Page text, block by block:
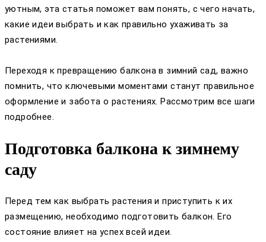
уютным, эта статья поможет вам понять, с чего начать,
какие идеи выбрать и как правильно ухаживать за
растениями.
Переходя к превращению балкона в зимний сад, важно
помнить, что ключевыми моментами станут правильное
оформление и забота о растениях. Рассмотрим все шаги
подробнее.
Подготовка балкона к зимнему
саду
Перед тем как выбрать растения и приступить к их
размещению, необходимо подготовить балкон. Его
состояние влияет на успех всей идеи.